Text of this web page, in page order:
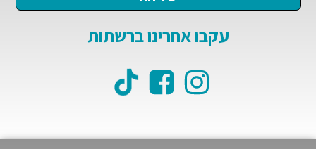
עקבו אחרינו ברשתות